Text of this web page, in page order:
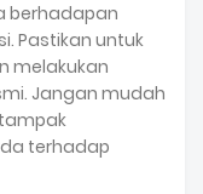
berhadapan
Pastikan untuk
melakukan
Jangan mudah
terhadap